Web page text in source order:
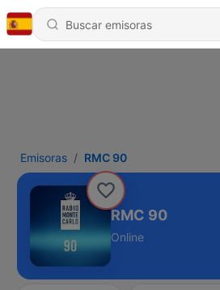
Emisoras RMC 90
RMC 90
Online